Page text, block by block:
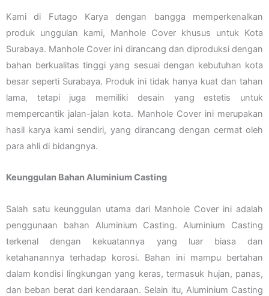
Kami di Futago Karya dengan bangga memperkenalkan
produk unggulan kami, Manhole Cover khusus untuk Kota
Surabaya. Manhole Cover ini dirancang dan diproduksi dengan
bahan berkualitas tinggi yang sesuai dengan kebutuhan kota
besar seperti Surabaya. Produk ini tidak hanya kuat dan tahan
lama, tetapi juga memiliki desain yang estetis untuk
mempercantik jalan-jalan kota. Manhole Cover ini merupakan
hasil karya kami sendiri, yang dirancang dengan cermat oleh
para ahli di bidangnya.
Keunggulan Bahan Aluminium Casting
Salah satu keunggulan utama dari Manhole Cover ini adalah
penggunaan bahan Aluminium Casting. Aluminium Casting
terkenal dengan kekuatannya yang luar biasa dan
ketahanannya terhadap korosi. Bahan ini mampu bertahan
dalam kondisi lingkungan yang keras, termasuk hujan, panas,
dan beban berat dari kendaraan. Selain itu, Aluminium Casting